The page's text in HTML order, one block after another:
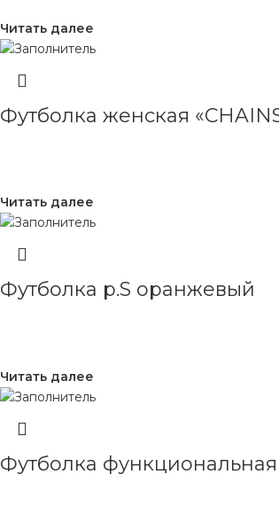
Читать далее
Футболка женская
Читать далее
Футболка р.S оранжевый
Читать далее
Футболка функциональная